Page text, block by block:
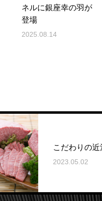
ネルに銀座幸の羽が
登場
2025.08.14
だわりの近江牛